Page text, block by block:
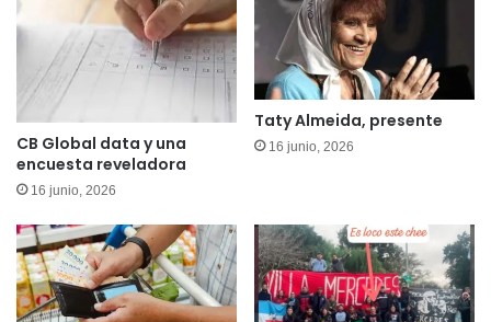
mejores
mundo"
CB Global data y una
encuesta reveladora
16 junio, 2026
Taty Almeida, presente
16 junio, 2026